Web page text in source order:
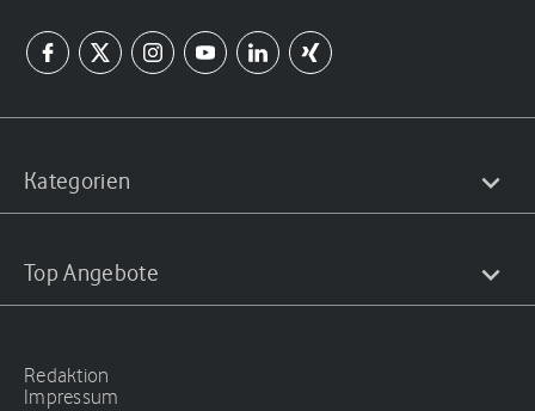
Kategorien
Top Angebote
Redaktion
Impressum